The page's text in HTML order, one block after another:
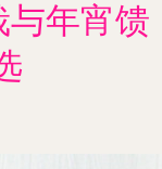
年宵馈